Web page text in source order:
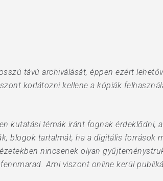
távú archiválását, éppen ezért
korlátozni kellene a kópiák
kutatási témák iránt fognak érdeklődni,
blogok tartalmát, ha a digitális források
nincsenek olyan
Ami viszont online kerül